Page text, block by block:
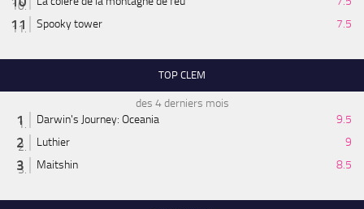
Spooky tower
7.5
TOP CLEM
des 4 derniers mois
Darwin's Journey: Oceania
9.5
Luthier
9
Maitshin
8.5